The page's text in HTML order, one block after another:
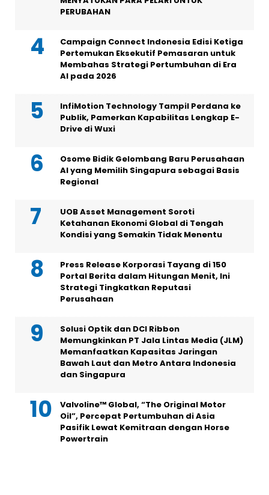
PERUBAHAN
Campaign Connect Indonesia Edisi Ketiga
Pertemukan Eksekutif Pemasaran untuk
Membahas Strategi Pertumbuhan di Era
AI pada 2026
InfiMotion Technology Tampil Perdana ke
Publik, Pamerkan Kapabilitas Lengkap E-
Drive di Wuxi
Osome Bidik Gelombang Baru Perusahaan
AI yang Memilih Singapura sebagai Basis
Regional
UOB Asset Management Soroti
Ketahanan Ekonomi Global di Tengah
Kondisi yang Semakin Tidak Menentu
Press Release Korporasi Tayang di 150
Portal Berita dalam Hitungan Menit, Ini
Strategi Tingkatkan Reputasi
Perusahaan
Solusi Optik dan DCI Ribbon
Memungkinkan PT Jala Lintas Media (JLM)
Memanfaatkan Kapasitas Jaringan
Bawah Laut dan Metro Antara Indonesia
dan Singapura
Valvoline™ Global, “The Original Motor
Oil”, Percepat Pertumbuhan di Asia
Pasifik Lewat Kemitraan dengan Horse
Powertrain